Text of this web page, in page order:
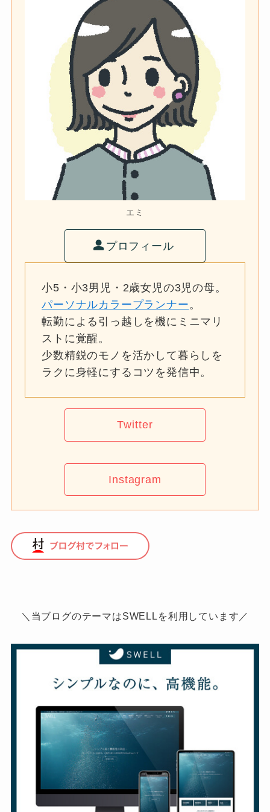
エミ
プロフィール
小5・小3男児・2歳女児の3児の母。
パーソナルカラープランナー。
転勤による引っ越しを機にミニマリ
ストに覚醒。
少数精鋭のモノを活かして暮らしを
ラクに身軽にするコツを発信中。
Twitter
Instagram
＼当ブログのテーマはSWELLを利用しています／